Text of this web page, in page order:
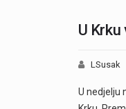
U
LSusak
U nedjelju